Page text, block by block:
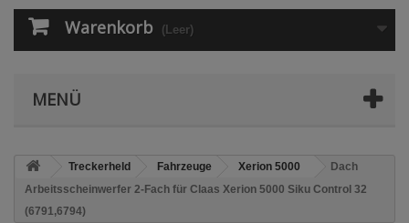
Warenkorb (Leer)
MENÜ
Treckerheld Fahrzeuge Xerion 5000
Dach
Arbeitsscheinwerfer 2-Fach für Claas Xerion 5000 Siku Control 32
(6791,6794)